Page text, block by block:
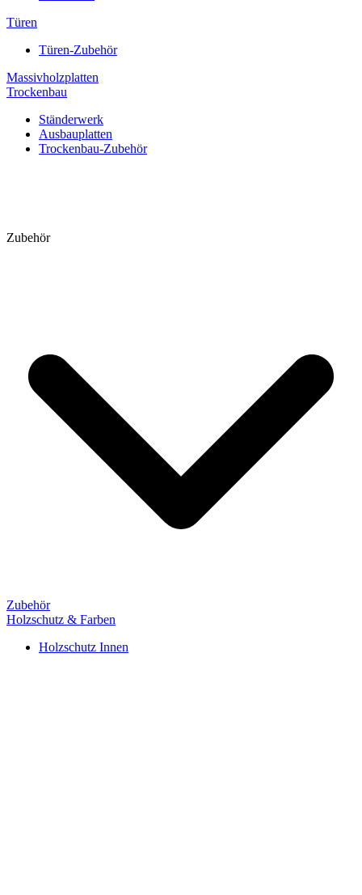
Türen
Türen-Zubehör
Massivholzplatten
Trockenbau
Ständerwerk
Ausbauplatten
Trockenbau-Zubehör
Zubehör
Zubehör
Holzschutz & Farben
Holzschutz Innen